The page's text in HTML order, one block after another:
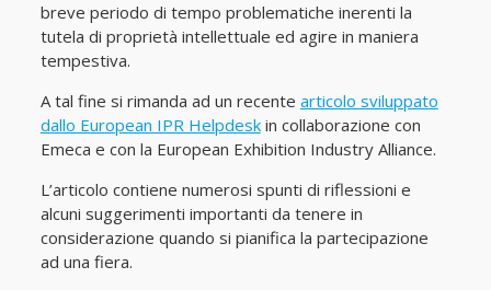
breve periodo di tempo problematiche inerenti la
tutela di proprietà intellettuale ed agire in maniera
tempestiva.
A tal fine si rimanda ad un recente articolo sviluppato
dallo European IPR Helpdeskin collaborazione con
Emeca e con la European Exhibition Industry Alliance.
L’articolo contiene numerosi spunti di riflessioni e
alcuni suggerimenti importanti da tenere in
considerazione quando si pianifica la partecipazione
ad una fiera.